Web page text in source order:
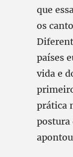
que
os
países
vida e
prática
postura